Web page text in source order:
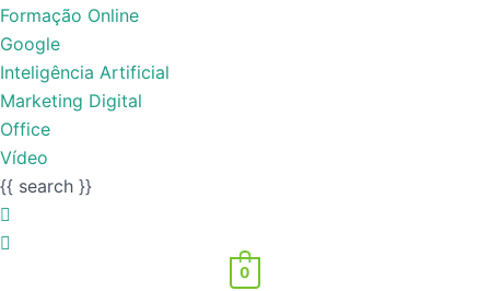
Formação Online
Google
Inteligência Artificial
Marketing Digital
Office
Vídeo
{{ search }}
0